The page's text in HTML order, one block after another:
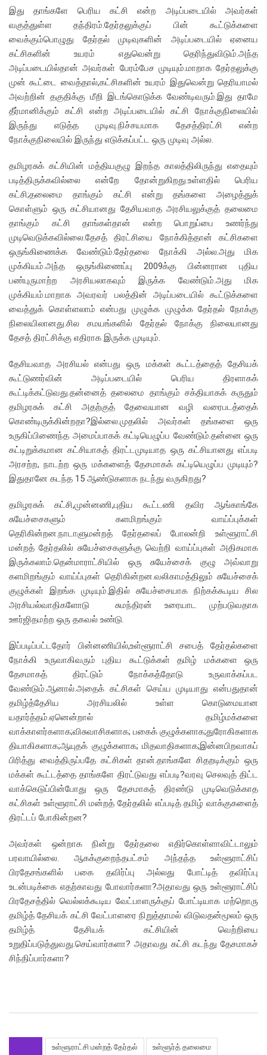
இது தாங்களே பெரிய கட்சி என்ற அடிப்படையில் அவர்கள்
வகுத்துள்ள தந்திரம்.தேர்தலுக்குப் பின் கூட்டுக்களை
வைக்கும்பொழுது தேர்தல் முடிவுகளின் அடிப்படையில் ஏனைய
கட்சிகளின் உயரம் எதுவென்று தெரிந்துவிடும்.அந்த
அடிப்படையில்தான் அவர்கள் பேரம்பேச முடியும்.மாறாக தேர்தலுக்கு
முன் கூட்டை வைத்தால்,கட்சிகளின் உயரம் இதுவென்று தெரியாமல்
அவற்றின் தகுதிக்கு மீறி இடங்கொடுக்க வேண்டிவரும்.இது தாமே
தீர்மானிக்கும் கட்சி என்ற அடிப்படையில் கட்சி நோக்குநிலையில்
இருந்து எடுத்த முடிவு.நிச்சயமாக தேசத்திரட்சி என்ற
நோக்குநிலையில் இருந்து எடுக்கப்பட்ட ஒரு முடிவு அல்ல.
தமிழரசுக் கட்சியின் மத்தியகுழு இறந்த காலத்திலிருந்து எதையும்
படித்திருக்கவில்லை என்றே தோன்றுகிறது.உள்ளதில் பெரிய
கட்சி;தலைமை தாங்கும் கட்சி என்று தங்களை அழைத்துக்
கொள்ளும் ஒரு கட்சியானது தேசியவாத அரசியலுக்குத் தலைமை
தாங்கும் கட்சி தாங்கள்தான் என்ற பொறுப்பை உணர்ந்து
முடிவெடுக்கவில்லை.தேசத் திரட்சியை நோக்கித்தான் கட்சிகளை
ஒருங்கிணைக்க வேண்டும்.தேர்தலை நோக்கி அல்ல.அது மிக
முக்கியம்.அந்த ஒருங்கிணைப்பு 2009க்கு பின்னரான புதிய
பண்புருமாற்ற அரசியலாகவும் இருக்க வேண்டும்.அது மிக
முக்கியம்.மாறாக அவரவர் பலத்தின் அடிப்படையில் கூட்டுக்களை
வைத்துக் கொள்ளலாம் என்பது முழுக்க முழுக்க தேர்தல் நோக்கு
நிலையிலானது.சில சமயங்களில் தேர்தல் நோக்கு நிலையானது
தேசத் திரட்சிக்கு எதிராக இருக்க முடியும்.
தேசியவாத அரசியல் என்பது ஒரு மக்கள் கூட்டத்தைத் தேசியக்
கூட்டுணர்வின் அடிப்படையில் பெரிய திரளாகக்
கூட்டிக்கட்டுவது.தன்னைத் தலைமை தாங்கும் சக்தியாகக் கருதும்
தமிழரசுக் கட்சி அதற்குத் தேவையான வழி வரைபடத்தைக்
கொண்டிருக்கின்றதா?இல்லை.முதலில் அவர்கள் தங்களை ஒரு
உருகிப்பிணைந்த அமைப்பாகக் கட்டியெழுப்ப வேண்டும்.தன்னை ஒரு
கட்டிறுக்கமான கட்சியாகத் திரட்டமுடியாத ஒரு கட்சியானது எப்படி
அரசற்ற, நாடற்ற ஒரு மக்களைத் தேசமாகக் கட்டியெழுப்ப முடியும்?
இதுதானே கடந்த 15 ஆண்டுகளாக நடந்து வருகிறது?
தமிழரசுக் கட்சி,முன்னணி,புதிய கூட்டணி தவிர ஆங்காங்கே
சுயேச்சைகளும் களமிறங்கும் வாய்ப்புக்கள்
தெரிகின்றன.நாடாளுமன்றத் தேர்தலைப் போலன்றி உள்ளூராட்சி
மன்றத் தேர்தலில் சுயேச்சைகளுக்கு வெற்றி வாய்ப்புகள் அதிகமாக
இருக்கலாம்.தென்மாராட்சியில் ஒரு சுயேச்சைக் குழு அவ்வாறு
களமிறங்கும் வாய்ப்புகள் தெரிகின்றன.வலிகாமத்திலும் சுயேச்சைக்
குழுக்கள் இறங்க முடியும்.இதில் சுயேச்சையாக நிற்கக்கூடிய சில
அரசியல்வாதிகளோடு சுமந்திரன் உரையாட முற்படுவதாக
ஊர்ஜிதமற்ற ஒரு தகவல் உண்டு.
இப்படிப்பட்டதோர் பின்னணியில்,உள்ளூராட்சி சபைத் தேர்தல்களை
நோக்கி உருவாகிவரும் புதிய கூட்டுக்கள் தமிழ் மக்களை ஒரு
தேசமாகத் திரட்டும் நோக்கத்தோடு உருவாக்கப்பட
வேண்டும்.ஆனால்.அதைக் கட்சிகள் செய்ய முடியாது என்பதுதான்
தமிழ்த்தேசிய அரசியலில் உள்ள கொடுமையான
யதார்த்தம்.ஏனென்றால் தமிழ்மக்களை
வாக்காளர்களாக;விசுவாசிகளாக; பகைக் குழுக்களாக;துரோகிகளாக
தியாகிகளாக;ஆயுதக் குழுக்களாக; மிதவாதிகளாக;இன்னபிறவாகப்
பிரித்து வைத்திருப்பதே கட்சிகள் தான்.தாங்களே சிதறடிக்கும் ஒரு
மக்கள் கூட்டத்தை தாங்களே திரட்டுவது எப்படி?வரவு செலவுத் திட்ட
வாக்கெடுப்பின்போது ஒரு தேசமாகத் திரண்டு முடிவெடுக்காத
கட்சிகள் உள்ளூராட்சி மன்றத் தேர்தலில் எப்படித் தமிழ் வாக்குகளைத்
திரட்டப் போகின்றன?
அவர்கள் ஒன்றாக நின்று தேர்தலை எதிர்கொள்ளாவிட்டாலும்
பரவாயில்லை. ஆகக்குறைந்தபட்சம் அந்தந்த உள்ளூராட்சிப்
பிரதேசங்களில் பகை தவிர்ப்பு அல்லது போட்டித் தவிர்ப்பு
உடன்படிக்கை எதற்காவது போவார்களா?அதாவது ஒரு உள்ளூராட்சிப்
பிரதேசத்தில் வெல்லக்கூடிய வேட்பாளருக்குப் போட்டியாக மற்றொரு
தமிழ்த் தேசியக் கட்சி வேட்பாளரை நிறுத்தாமல் விடுவதன்மூலம் ஒரு
தமிழ்த் தேசியக் கட்சியின் வெற்றியை
உறுதிப்படுத்துவது.செய்வார்களா? அதாவது கட்சி கடந்து தேசமாகச்
சிந்திப்பார்களா?
உள்ளூராட்சி மன்றத் தேர்தல் உள்ளூர்த் தலைமை